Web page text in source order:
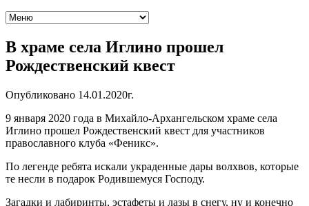
В храме села Иглино прошел
Рождественский квест
Опубликовано 14.01.2020г.
9 января 2020 года в Михайло-Архангельском храме села
Иглино прошел Рождественский квест для участников
православного клуба «Феникс».
По легенде ребята искали украденные дары волхвов, которые
те несли в подарок Родившемуся Господу.
Загадки и лабиринты, эстафеты и лазы в снегу, ну и конечно